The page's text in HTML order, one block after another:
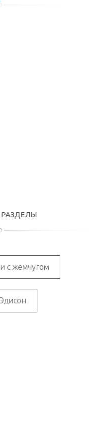
с жемчугом